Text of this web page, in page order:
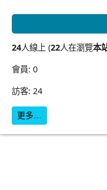
24人線上 (22人在瀏覽本
會員: 0
訪客: 24
更多…